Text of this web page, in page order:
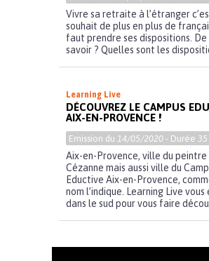
Vivre sa retraite à l’étranger
souhait de plus en plus de
faut prendre ses dispositions.
savoir ? Quelles sont les
Learning Live
DÉCOUVREZ LE CAMPUS
AIX-EN-PROVENCE !
Emission du 14/05/2020 - Durée
Aix-en-Provence, ville du peintre
Cézanne mais aussi ville du
Eductive Aix-en-Provence,
nom l’indique. Learning Live vous
dans le sud pour vous faire